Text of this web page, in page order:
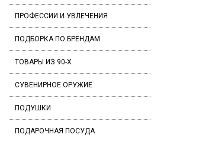
ПРОФЕССИИ И УВЛЕЧЕНИЯ
ПОДБОРКА ПО БРЕНДАМ
ТОВАРЫ ИЗ 90-Х
СУВЕНИРНОЕ ОРУЖИЕ
ПОДУШКИ
ПОДАРОЧНАЯ ПОСУДА